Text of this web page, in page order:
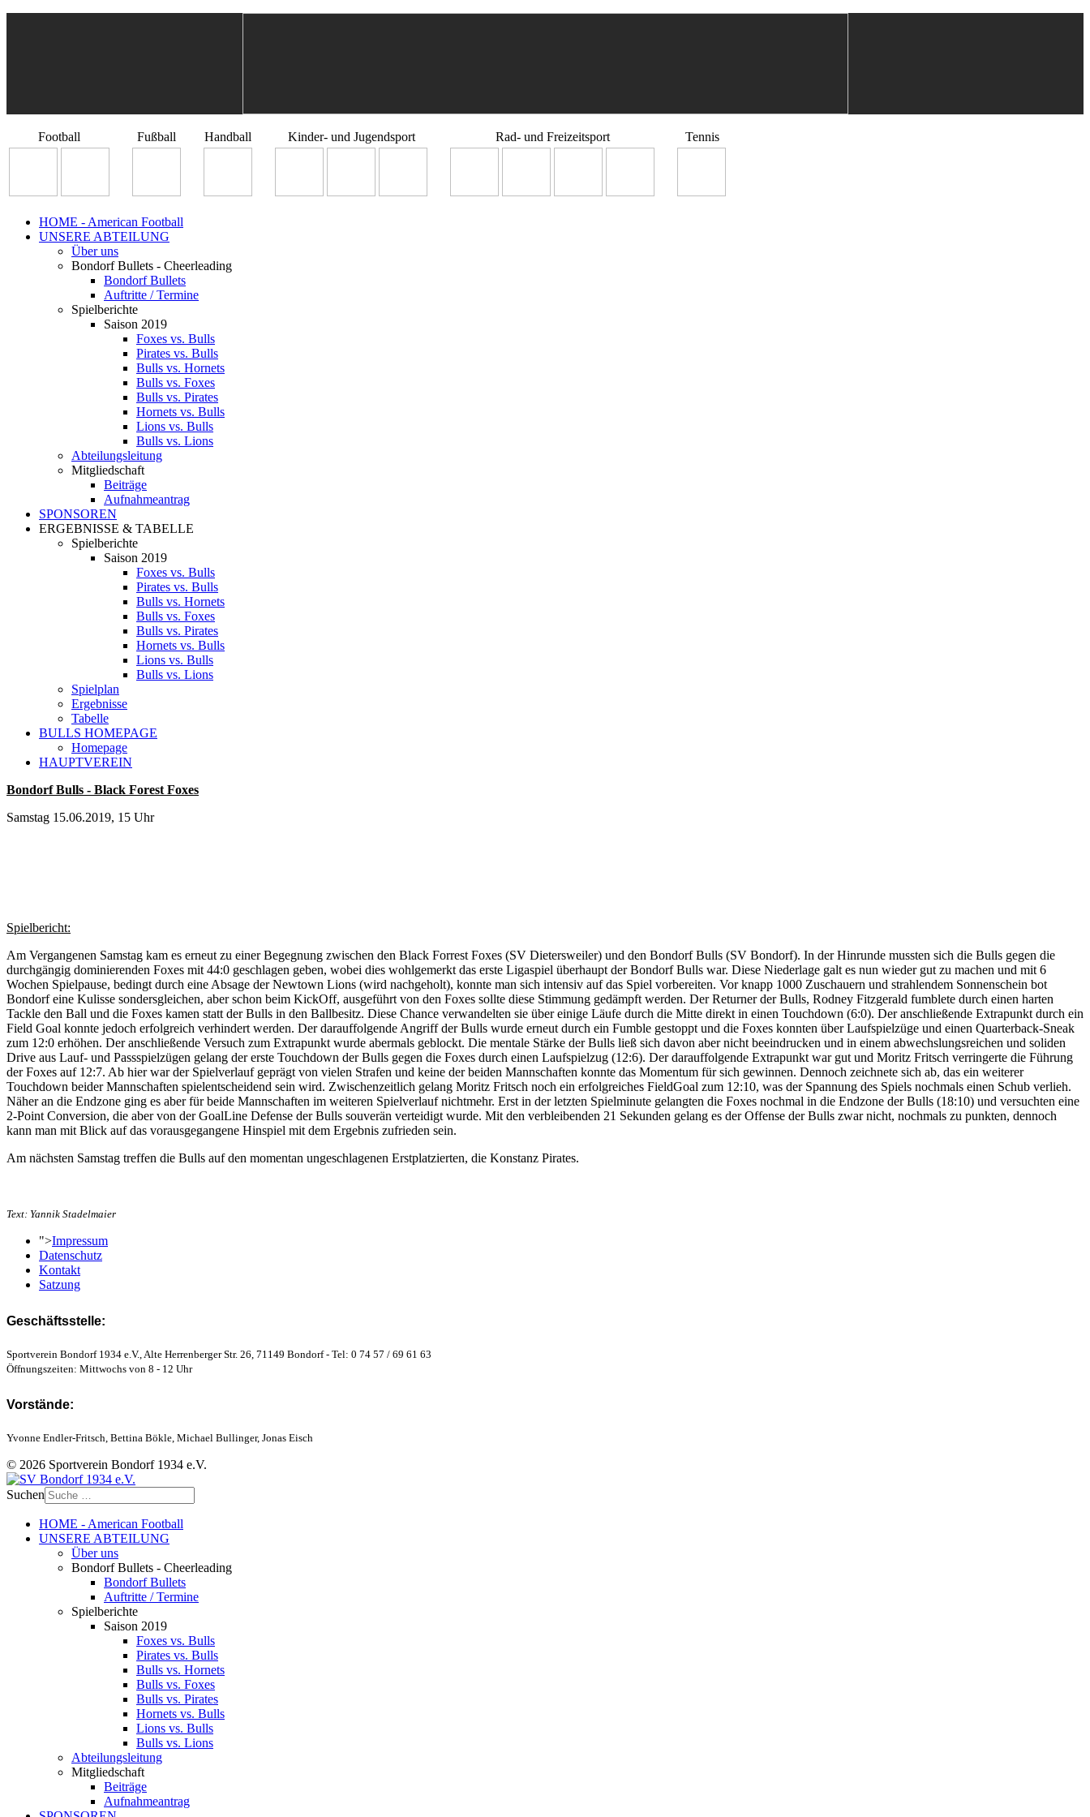
Football Fußball Handball Kinder- und Jugendsport Rad- und Freizeitsport Tennis
HOME - American Football
UNSERE ABTEILUNG
Über uns
Bondorf Bullets - Cheerleading
Bondorf Bullets
Auftritte / Termine
Spielberichte
Saison 2019
Foxes vs. Bulls
Pirates vs. Bulls
Bulls vs. Hornets
Bulls vs. Foxes
Bulls vs. Pirates
Hornets vs. Bulls
Lions vs. Bulls
Bulls vs. Lions
Abteilungsleitung
Mitgliedschaft
Beiträge
Aufnahmeantrag
SPONSOREN
ERGEBNISSE & TABELLE
Spielberichte
Saison 2019
Foxes vs. Bulls
Pirates vs. Bulls
Bulls vs. Hornets
Bulls vs. Foxes
Bulls vs. Pirates
Hornets vs. Bulls
Lions vs. Bulls
Bulls vs. Lions
Spielplan
Ergebnisse
Tabelle
BULLS HOMEPAGE
Homepage
HAUPTVEREIN
Bondorf Bulls - Black Forest Foxes
Samstag 15.06.2019, 15 Uhr
Spielbericht:
Am Vergangenen Samstag kam es erneut zu einer Begegnung zwischen den Black Forrest Foxes (SV Dietersweiler) und den Bondorf Bulls (SV Bondorf). In der Hinrunde mussten sich die Bulls gegen die
durchgängig dominierenden Foxes mit 44:0 geschlagen geben, wobei dies wohlgemerkt das erste Ligaspiel überhaupt der Bondorf Bulls war. Diese Niederlage galt es nun wieder gut zu machen und mit 6
Wochen Spielpause, bedingt durch eine Absage der Newtown Lions (wird nachgeholt), konnte man sich intensiv auf das Spiel vorbereiten. Vor knapp 1000 Zuschauern und strahlendem Sonnenschein bot
Bondorf eine Kulisse sondersgleichen, aber schon beim KickOff, ausgeführt von den Foxes sollte diese Stimmung gedämpft werden. Der Returner der Bulls, Rodney Fitzgerald fumblete durch einen harten
Tackle den Ball und die Foxes kamen statt der Bulls in den Ballbesitz. Diese Chance verwandelten sie über einige Läufe durch die Mitte direkt in einen Touchdown (6:0). Der anschließende Extrapunkt durch ein
Field Goal konnte jedoch erfolgreich verhindert werden. Der darauffolgende Angriff der Bulls wurde erneut durch ein Fumble gestoppt und die Foxes konnten über Laufspielzüge und einen Quarterback-Sneak
zum 12:0 erhöhen. Der anschließende Versuch zum Extrapunkt wurde abermals geblockt. Die mentale Stärke der Bulls ließ sich davon aber nicht beeindrucken und in einem abwechslungsreichen und soliden
Drive aus Lauf- und Passspielzügen gelang der erste Touchdown der Bulls gegen die Foxes durch einen Laufspielzug (12:6). Der darauffolgende Extrapunkt war gut und Moritz Fritsch verringerte die Führung
der Foxes auf 12:7. Ab hier war der Spielverlauf geprägt von vielen Strafen und keine der beiden Mannschaften konnte das Momentum für sich gewinnen. Dennoch zeichnete sich ab, das ein weiterer
Touchdown beider Mannschaften spielentscheidend sein wird. Zwischenzeitlich gelang Moritz Fritsch noch ein erfolgreiches FieldGoal zum 12:10, was der Spannung des Spiels nochmals einen Schub verlieh.
Näher an die Endzone ging es aber für beide Mannschaften im weiteren Spielverlauf nichtmehr. Erst in der letzten Spielminute gelangten die Foxes nochmal in die Endzone der Bulls (18:10) und versuchten eine
2-Point Conversion, die aber von der GoalLine Defense der Bulls souverän verteidigt wurde. Mit den verbleibenden 21 Sekunden gelang es der Offense der Bulls zwar nicht, nochmals zu punkten, dennoch
kann man mit Blick auf das vorausgegangene Hinspiel mit dem Ergebnis zufrieden sein.
Am nächsten Samstag treffen die Bulls auf den momentan ungeschlagenen Erstplatzierten, die Konstanz Pirates.
Text: Yannik Stadelmaier
">Impressum
Datenschutz
Kontakt
Satzung
Geschäftsstelle:
Sportverein Bondorf 1934 e.V., Alte Herrenberger Str. 26, 71149 Bondorf - Tel: 0 74 57 / 69 61 63
Öffnungszeiten: Mittwochs von 8 - 12 Uhr
Vorstände:
Yvonne Endler-Fritsch, Bettina Bökle, Michael Bullinger, Jonas Eisch
© 2026 Sportverein Bondorf 1934 e.V.
Suchen
HOME - American Football
UNSERE ABTEILUNG
Über uns
Bondorf Bullets - Cheerleading
Bondorf Bullets
Auftritte / Termine
Spielberichte
Saison 2019
Foxes vs. Bulls
Pirates vs. Bulls
Bulls vs. Hornets
Bulls vs. Foxes
Bulls vs. Pirates
Hornets vs. Bulls
Lions vs. Bulls
Bulls vs. Lions
Abteilungsleitung
Mitgliedschaft
Beiträge
Aufnahmeantrag